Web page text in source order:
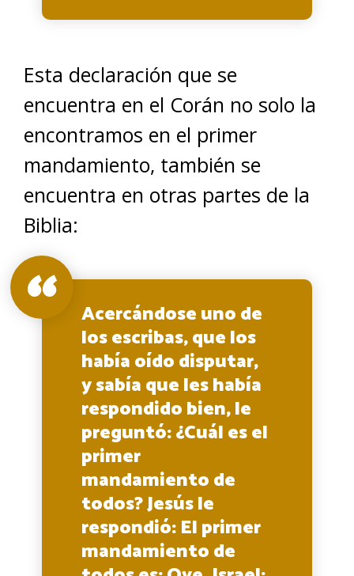
Esta declaración que se
encuentra en el Corán no solo la
encontramos en el primer
mandamiento, también se
encuentra en otras partes de la
Biblia:
Acercándose uno de
los escribas, que los
había oído disputar,
y sabía que les había
respondido bien, le
preguntó: ¿Cuál es el
primer
mandamiento de
todos? Jesús le
respondió: El primer
mandamiento de